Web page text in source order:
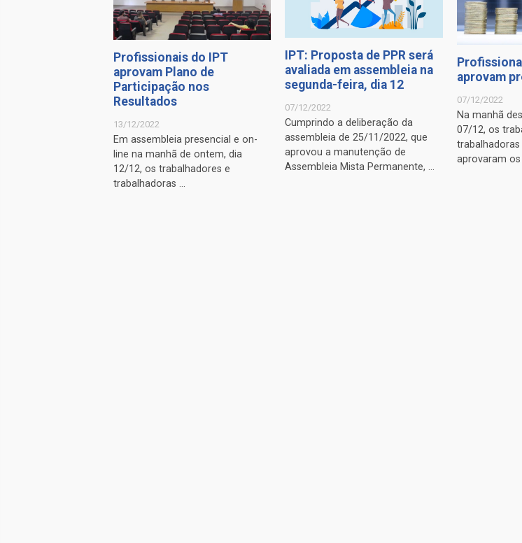
Profissionais do IPT
aprovam Plano de
Participação nos
Resultados
13/12/2022
Em assembleia presencial e on-
line na manhã de ontem, dia
12/12, os trabalhadores e
trabalhadoras ...
IPT: Proposta de PPR será
avaliada em assembleia na
segunda-feira, dia 12
07/12/2022
Cumprindo a deliberação da
assembleia de 25/11/2022, que
aprovou a manutenção de
Assembleia Mista Permanente, ...
aprovam
07/12/2022
Na manhã
07/12, os
aprovaram